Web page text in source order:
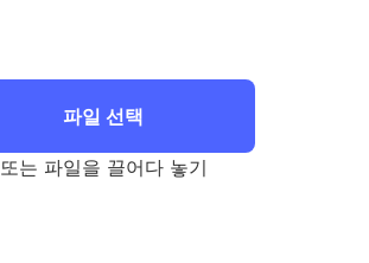
파일 선택
또는 파일을 끌어다 놓기